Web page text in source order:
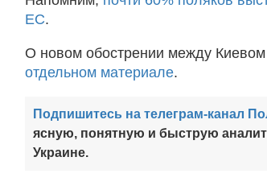
ЕС.
О новом обострении между
отдельном материале.
Подпишитесь на телеграм-канал
ясную, понятную и быструю
Украине.